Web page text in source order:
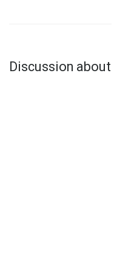
Discussion